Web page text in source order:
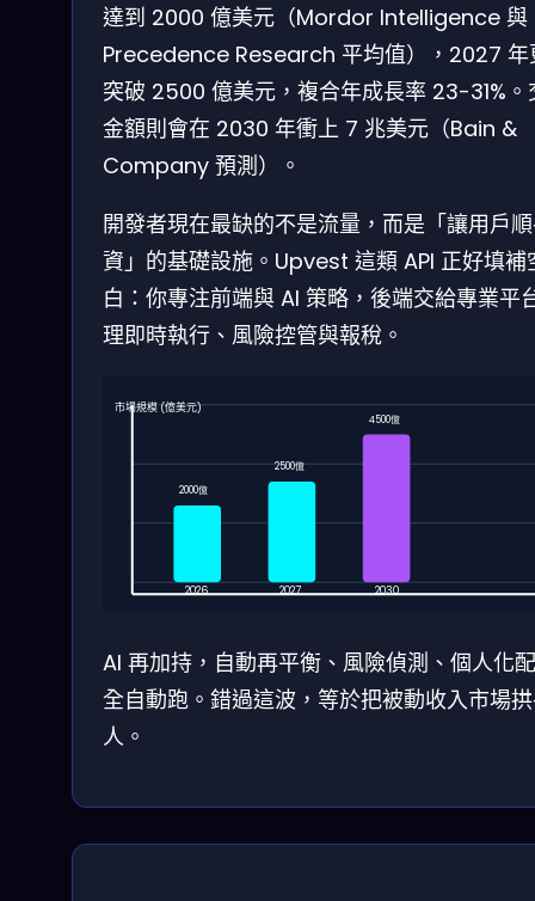
達到 2000 億美元（Mordor Intelligence 與
Precedence Research 平均值），2027 年
突破 2500 億美元，複合年成長率 23-31%。
金額則會在 2030 年衝上 7 兆美元（Bain &
Company 預測）。
開發者現在最缺的不是流量，而是「讓用戶
資」的基礎設施。Upvest 這類 API 正好填補
白：你專注前端與 AI 策略，後端交給專業平
理即時執行、風險控管與報稅。
2026
2000億
2027
2500億
2030
4500億
市場規模 (億美元)
AI 再加持，自動再平衡、風險偵測、個人化
全自動跑。錯過這波，等於把被動收入市場
人。